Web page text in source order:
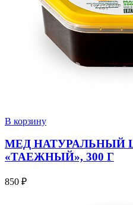
В корзину
МЕД НАТУРАЛЬНЫЙ
«ТАЕЖНЫЙ», 300 Г
850 ₽